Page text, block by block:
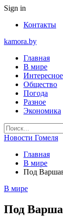
Sign in
Контакты
kamora.by
Главная
В мире
Интересное
Общество
Погода
Разное
Экономика
Новости Гомеля
Главная
В мире
Под
В мире
Под